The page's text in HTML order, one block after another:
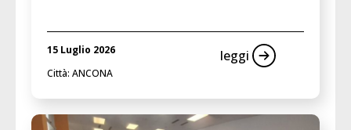
15 Luglio 2026
Città: ANCONA
leggi